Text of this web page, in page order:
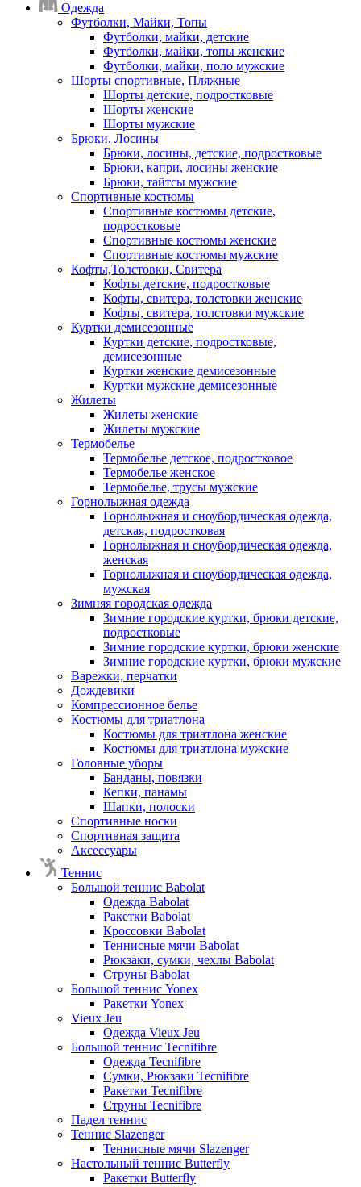
Одежда
Футболки, Майки, Топы
Футболки, майки, детские
Футболки, майки, топы женские
Футболки, майки, поло мужские
Шорты спортивные, Пляжные
Шорты детские, подростковые
Шорты женские
Шорты мужские
Брюки, Лосины
Брюки, лосины, детские, подростковые
Брюки, капри, лосины женские
Брюки, тайтсы мужские
Спортивные костюмы
Спортивные костюмы детские,
подростковые
Спортивные костюмы женские
Спортивные костюмы мужские
Кофты,Толстовки, Свитера
Кофты детские, подростковые
Кофты, свитера, толстовки женские
Кофты, свитера, толстовки мужские
Куртки демисезонные
Куртки детские, подростковые,
демисезонные
Куртки женские демисезонные
Куртки мужские демисезонные
Жилеты
Жилеты женские
Жилеты мужские
Термобелье
Термобелье детское, подростковое
Термобелье женское
Термобелье, трусы мужские
Горнолыжная одежда
Горнолыжная и сноубордическая одежда,
детская, подростковая
Горнолыжная и сноубордическая одежда,
женская
Горнолыжная и сноубордическая одежда,
мужская
Зимняя городская одежда
Зимние городские куртки, брюки детские,
подростковые
Зимние городские куртки, брюки женские
Зимние городские куртки, брюки мужские
Варежки, перчатки
Дождевики
Компрессионное белье
Костюмы для триатлона
Костюмы для триатлона женские
Костюмы для триатлона мужские
Головные уборы
Банданы, повязки
Кепки, панамы
Шапки, полоски
Спортивные носки
Спортивная защита
Аксессуары
Теннис
Большой теннис Babolat
Одежда Babolat
Ракетки Babolat
Кроссовки Babolat
Теннисные мячи Babolat
Рюкзаки, сумки, чехлы Babolat
Струны Babolat
Большой теннис Yonex
Ракетки Yonex
Vieux Jeu
Одежда Vieux Jeu
Большой теннис Tecnifibre
Одежда Tecnifibre
Сумки, Рюкзаки Tecnifibre
Ракетки Tecnifibre
Струны Tecnifibre
Падел теннис
Теннис Slazenger
Теннисные мячи Slazenger
Настольный теннис Butterfly
Ракетки Butterfly